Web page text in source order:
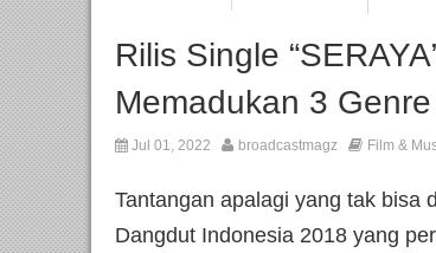
Rilis Single
Memadukan 3 Genre
Jul 01, 2022 broadcastmagz Film &
Tantangan apalagi yang tak bisa
Dangdut Indonesia 2018 yang